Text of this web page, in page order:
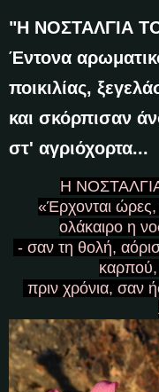
"Η ΝΟΣΤΑΛΓΙΑ
Έντονα
ποικιλίας,
και σκόρπισαν
στ' αγριόχορτα...
Η
«Έρχονται ώρες,
ολάκαιρο η
- σαν τη θολή,
πριν χρόνια, σαν